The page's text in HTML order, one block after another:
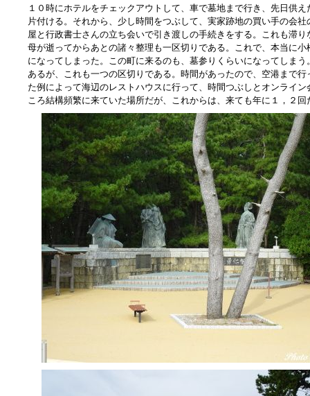
１０時にホテルをチェックアウトして、車で墓地まで行き、先日供
片付ける。それから、少し時間をつぶして、実家跡地の買い手の会
屋と行政書士さんの立ち会いで引き渡しの手続きをする。これも滞
母が逝ってからあとの諸々整理も一区切りである。これで、本当に
になってしまった。この町に来るのも、墓参りくらいになってしま
あるが、これも一つの区切りである。時間があったので、空港まで
た例によって海辺のレストハウスに行って、時間つぶしとオンライ
ころ結構頻繁に来ていた場所だが、これからは、来ても年に１，２回